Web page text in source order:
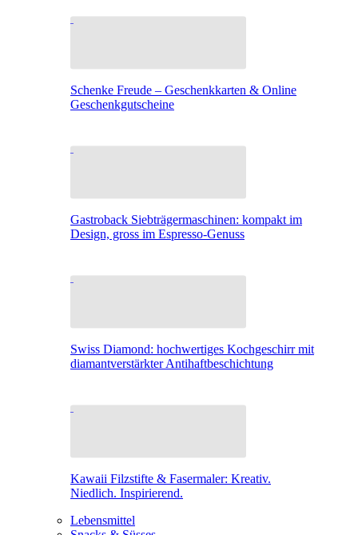
Schenke Freude – Geschenkkarten & Online
Geschenkgutscheine
Gastroback Siebträgermaschinen: kompakt im
Design, gross im Espresso-Genuss
Swiss Diamond: hochwertiges Kochgeschirr mit
diamantverstärkter Antihaftbeschichtung
Kawaii Filzstifte & Fasermaler: Kreativ.
Niedlich. Inspirierend.
Lebensmittel